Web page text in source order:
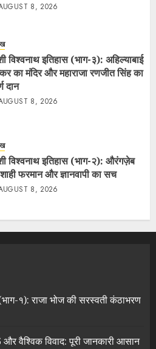
8, 2026
विश्वनाथ इतिहास (भाग-३): अहिल्याबाई
का मंदिर और महाराजा रणजीत सिंह का
दान
8, 2026
विश्वनाथ इतिहास (भाग-२): औरंगज़ेब
फरमान और ज्ञानवापी का सच
8, 2026
१): राजा भोज की सरस्वती कंठाभरण
वैश्विक विवाद: पूरी जानकारी आसान